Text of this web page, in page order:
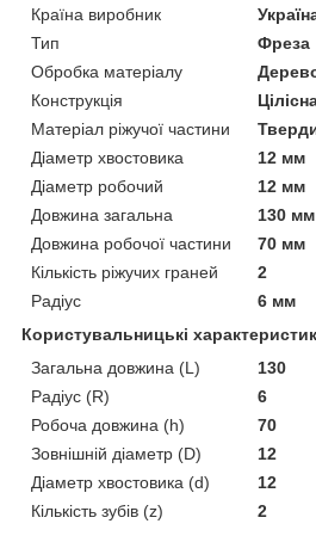
Країна виробник
Тип
Фреза
Обробка матеріалу
Конструкція
Матеріал ріжучої частини
Діаметр хвостовика
12 мм
Діаметр робочий
12 мм
Довжина загальна
130 мм
Довжина робочої частини
70 мм
Кількість ріжучих граней
2
Радіус
6 мм
Користувальницькі
Загальна довжина (L)
130
Радіус (R)
6
Робоча довжина (h)
70
Зовнішній діаметр (D)
12
Діаметр хвостовика (d)
12
Кількість зубів (z)
2